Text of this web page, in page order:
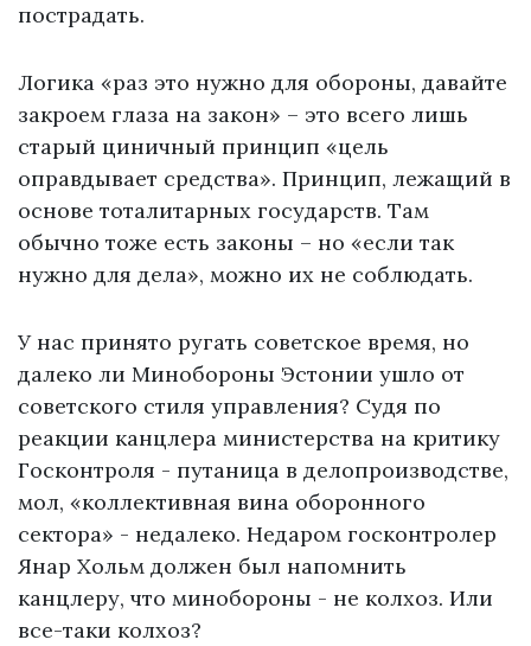
пострадать.
Логика «раз это нужно для обороны, давайте
закроем глаза на закон» – это всего лишь
старый циничный принцип «цель
оправдывает средства». Принцип, лежащий в
основе тоталитарных государств. Там
обычно тоже есть законы – но «если так
нужно для дела», можно их не соблюдать.
У нас принято ругать советское время, но
далеко ли Минобороны Эстонии ушло от
советского стиля управления? Судя по
реакции канцлера министерства на критику
Госконтроля - путаница в делопроизводстве,
мол, «коллективная вина оборонного
сектора» - недалеко. Недаром госконтролер
Янар Хольм должен был напомнить
канцлеру, что минобороны - не колхоз. Или
все-таки колхоз?